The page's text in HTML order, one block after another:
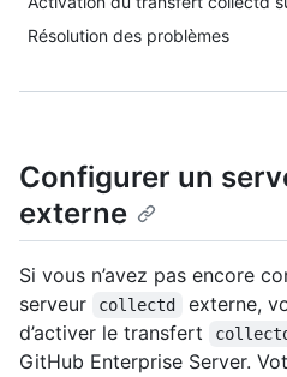
Résolution des problèmes
Configurer un
externe
Si vous n’avez pas encore
serveur
collectd
externe,
d’activer le transfert
GitHub Enterprise Server.